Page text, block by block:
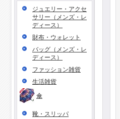
ジュエリー・アクセ
サリー（メンズ・レ
ディース）
財布・ウォレット
バッグ（メンズ・レ
ディース）
ファッション雑貨
生活雑貨
傘
靴・スリッパ